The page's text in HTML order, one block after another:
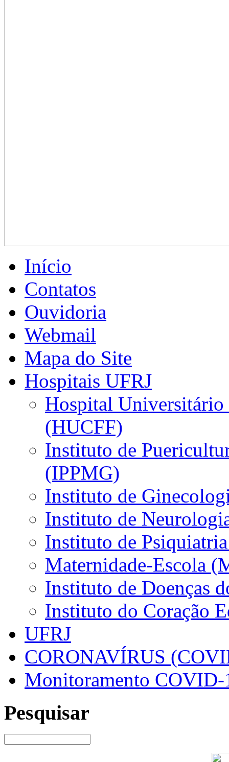
Início
Contatos
Ouvidoria
Webmail
Mapa do Site
Hospitais UFRJ
Hospital
(HUCFF)
Instituto de
(IPPMG)
Instituto de
Instituto de
Instituto de
Maternidade-Escola
Instituto de Doenças
Instituto do Coração
UFRJ
CORONAVÍRUS
Monitoramento COVID-
Pesquisar